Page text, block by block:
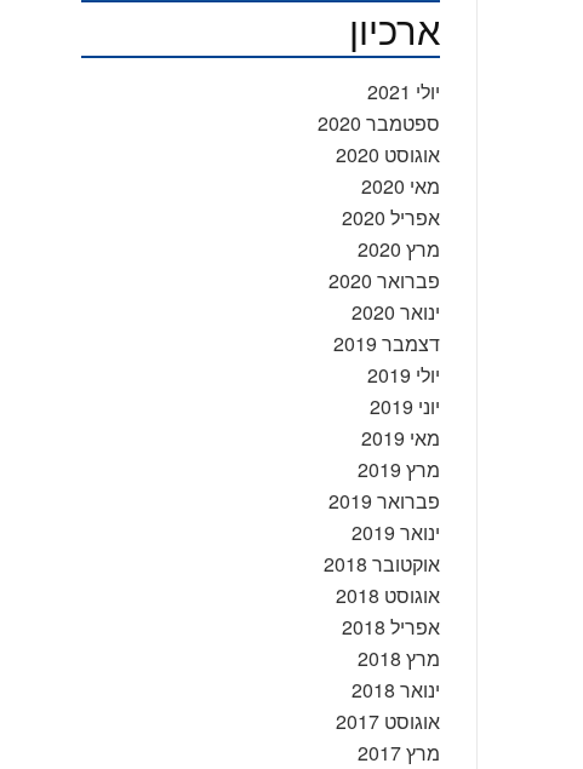
ארכיון
יולי 2021
ספטמבר 2020
אוגוסט 2020
מאי 2020
אפריל 2020
מרץ 2020
פברואר 2020
ינואר 2020
דצמבר 2019
יולי 2019
יוני 2019
מאי 2019
מרץ 2019
פברואר 2019
ינואר 2019
אוקטובר 2018
אוגוסט 2018
אפריל 2018
מרץ 2018
ינואר 2018
אוגוסט 2017
מרץ 2017